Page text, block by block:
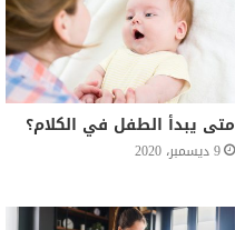
متى يبدأ الطفل في الكلام؟
9 ديسمبر، 2020